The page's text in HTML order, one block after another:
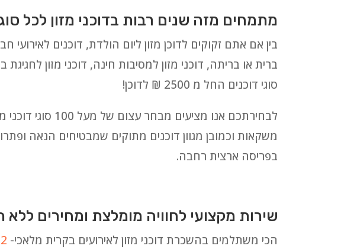
מתמחים מזה שנים רבות בדוכני מזון לכל
בין אם אתם זקוקים לדוכן מזון ליום הולדת, דוכנים לאירועי
ברית או בריתה, דוכני מזון למסיבות חינה, דוכני מזון
סוגי דוכנים החל מ 2500 ₪ לדוכן!
לבחירתכם אנו
משקאות וכמובן מגוון דוכנים מתוקים שמבטיחים הנאה
בפריסה ארצית רחבה.
שירות מקצועי לחוויה מומלצת ומחירים
הכי משתלמים בהשכרת דוכני מזון לאירועים בקרית מלאכי-